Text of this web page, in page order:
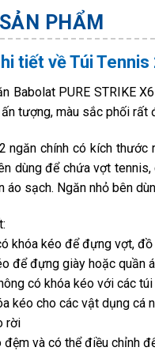
PHẨM
tiết về Túi Tennis
Babolat PURE STRIKE
tượng, màu sắc phối rất
ngăn chính có kích
dùng để chứa vợt
áo sạch. Ngăn nhỏ bên
khóa kéo để đựng vợt,
để đựng giày hoặc quần
có khóa kéo với các
kéo cho các vật dụng cá
rời
và có thể điều chỉnh